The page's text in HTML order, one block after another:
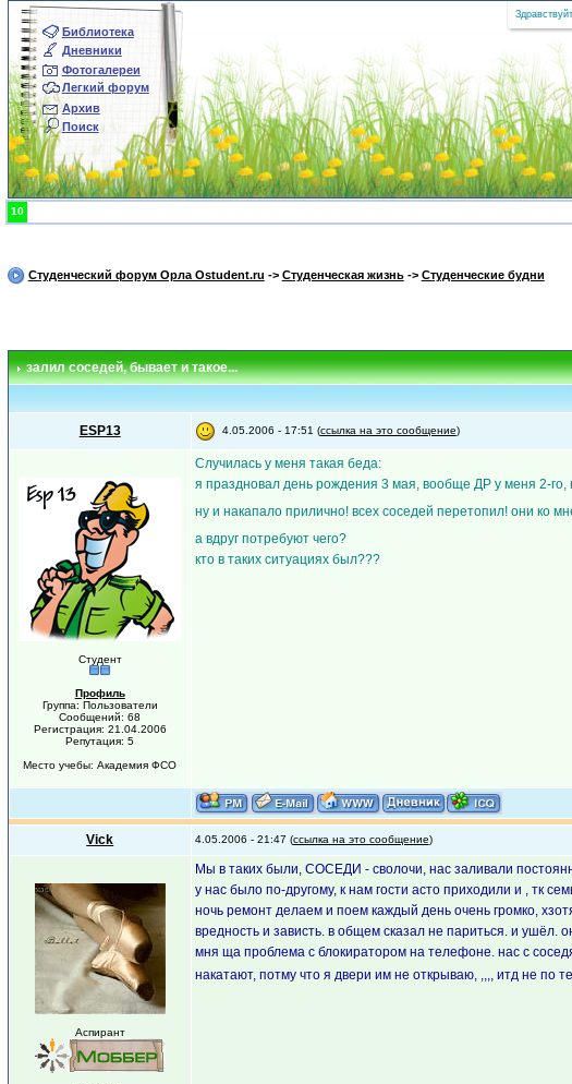
Библиотека
Дневники
Фотогалереи
Легкий форум
Архив
Поиск
10
Студенческий форум Орла Ostudent.ru -> Студенческая жизнь-> Студенческие будни
залил соседей, бывает и такое...
ESP13 4.05.2006 - 17:51 (ссылка на это сообщение)
Студент
Профиль
Группа: Пользователи
Сообщений: 68
Регистрация: 21.04.2006
Репутация: 5
Место учебы: Академия ФСО
Случилась у меня такая беда:
я праздновал день рождения 3 мая, вообще ДР у меня 2-
ну и накапало прилично! всех соседей перетопил! они ко
а вдруг потребуют чего?
кто в таких ситуациях был???
Vick 4.05.2006 - 21:47 (ссылка на это сообщение)
Аспирант
Мы в таких были, СОСЕДИ - сволочи, нас заливали
у нас было по-другому, к нам гости асто приходили и , тк
ночь ремонт делаем и поем каждый день очень громко,
вредность и зависть. в общем сказал не париться. и ушёл.
мня ща проблема с блокиратором на телефоне. нас с
накатают, потму что я двери им не открываю, ,,,, итд не по